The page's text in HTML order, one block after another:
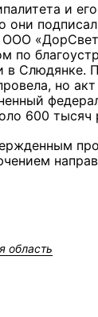
и
они
ООО
по
в Слюдянке.
но
600 тысяч
область